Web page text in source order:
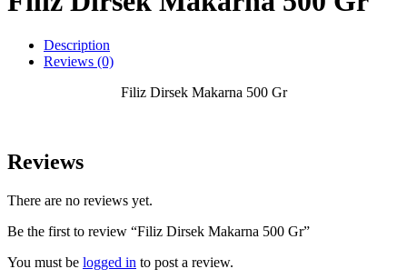
Description
Reviews (0)
Filiz Dirsek Makarna 500 Gr
Reviews
There are no reviews yet.
Be the first to review “Filiz Dirsek Makarna 500 Gr”
You must be logged in to post a review.